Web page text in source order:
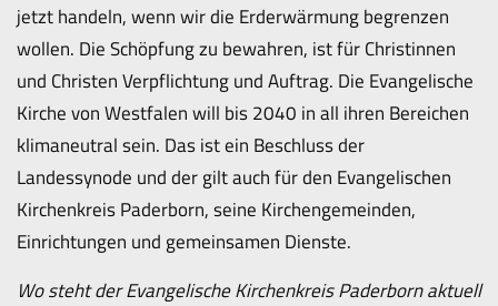
jetzt handeln, wenn wir die Erderwärmung begrenzen
wollen. Die Schöpfung zu bewahren, ist für Christinnen
und Christen Verpflichtung und Auftrag. Die Evangelische
Kirche von Westfalen will bis 2040 in all ihren Bereichen
klimaneutral sein. Das ist ein Beschluss der
Landessynode und der gilt auch für den Evangelischen
Kirchenkreis Paderborn, seine Kirchengemeinden,
Einrichtungen und gemeinsamen Dienste.
Wo steht der Evangelische Kirchenkreis Paderborn aktuell